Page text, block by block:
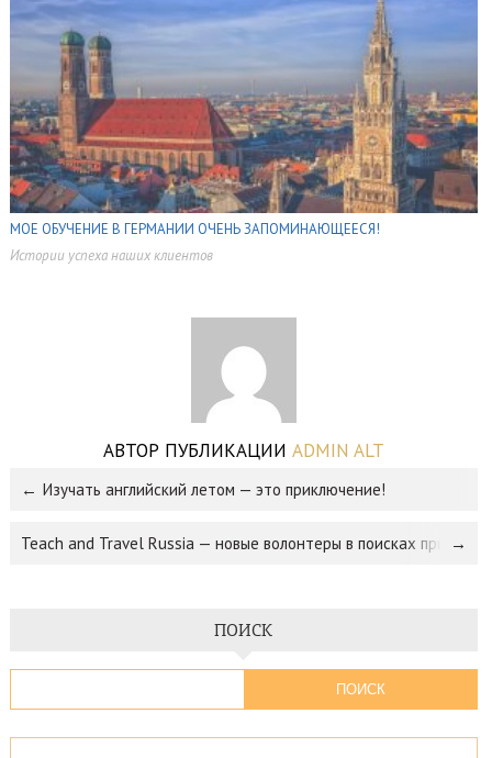
МОЕ ОБУЧЕНИЕ В ГЕРМАНИИ ОЧЕНЬ ЗАПОМИНАЮЩЕЕСЯ!
Истории успеха наших клиентов
АВТОР ПУБЛИКАЦИИ ADMIN ALT
Изучать английский летом — это приключение!
Teach and Travel Russia — новые волонтеры в поисках
ПОИСК